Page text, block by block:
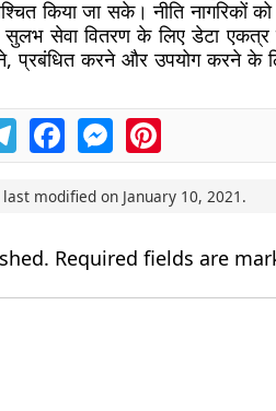
किया जा सके। नीति नागरिकों
सेवा वितरण के लिए डेटा एकत्र
प्रबंधित करने और उपयोग करने के
TelegramFacebookMessengerPinterest
last modified on January 10, 2021 .
Required fields are